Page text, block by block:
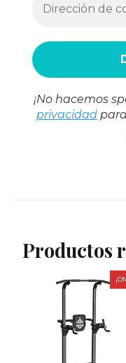
¡No hacemos
privacidad
Productos